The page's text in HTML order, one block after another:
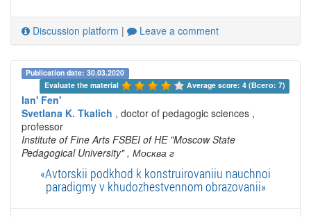
Discussion platform | Leave a comment
Publication date: 30.03.2020
Evaluate the material
Average score: 4 (Всего: 7)
Ian' Fen'
Svetlana K. Tkalich , doctor of pedagogic sciences ,
professor
Institute of Fine Arts FSBEI of HE "Moscow State
Pedagogical University" , Москва г
«Avtorskii podkhod k konstruirovaniiu nauchnoi
paradigmy v khudozhestvennom obrazovanii»